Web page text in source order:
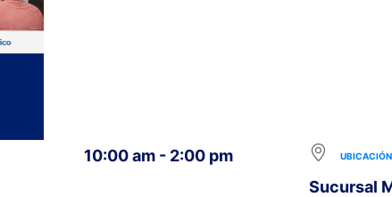
10:00 am - 2:00 pm UBICACIÓN
Sucursal